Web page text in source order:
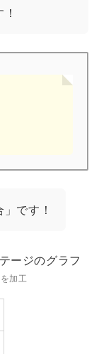
です！
加工